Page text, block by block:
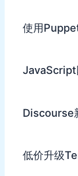
使用
JavaScript
Discourse
低价升级